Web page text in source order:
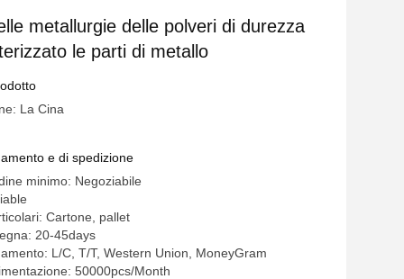
metallurgie delle polveri di durezza
le parti di metallo
La Cina
e di spedizione
minimo: Negoziabile
Cartone, pallet
20-45days
L/C, T/T, Western Union, MoneyGram
50000pcs/Month